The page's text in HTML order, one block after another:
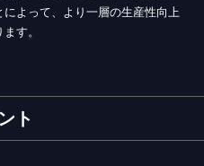
によって、より一層の生産性向上
す。
ト